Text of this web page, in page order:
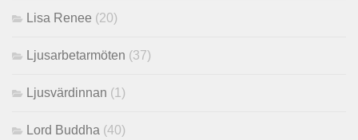
Lisa Renee (20)
Ljusarbetarmöten (37)
Ljusvärdinnan (1)
Lord Buddha (40)